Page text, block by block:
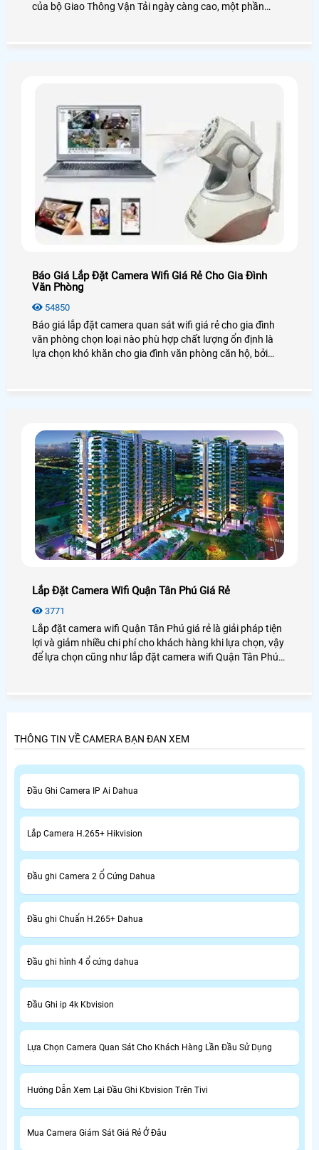
của bộ Giao Thông Vận Tải ngày càng cao, một phần
Báo Giá Lắp Đặt Camera Wifi Giá Rẻ Cho Gia Đình
Văn Phòng
54850
Báo giá lắp đặt camera quan sát wifi giá rẻ cho gia đình
văn phòng chọn loại nào phù hợp chất lượng ổn định là
lựa chọn khó khăn cho gia đình văn phòng căn hộ, bởi
Lắp Đặt Camera Wifi Quận Tân Phú Giá Rẻ
3771
Lắp đặt camera wifi Quận Tân Phú giá rẻ là giải pháp tiện
lợi và giảm nhiều chi phí cho khách hàng khi lựa chọn, vậy
để lựa chọn cũng như lắp đặt camera wifi Quận Tân Phú
THÔNG TIN VỀ CAMERA BẠN ĐAN XEM
Đầu Ghi Camera IP Ai Dahua
Lắp Camera H.265+ Hikvision
Đầu ghi Camera 2 Ổ Cứng Dahua
Đầu ghi Chuẩn H.265+ Dahua
Đầu ghi hình 4 ổ cứng dahua
Đầu Ghi ip 4k Kbvision
Lựa Chọn Camera Quan Sát Cho Khách Hàng Lần Đầu Sử Dụng
Hướng Dẫn Xem Lại Đầu Ghi Kbvision Trên Tivi
Mua Camera Giám Sát Giá Rẻ Ở Đâu